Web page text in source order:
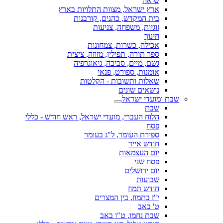
ארץ ישראל, מצוות התלויות בארץ
בית המקדש, כהנים, קורבנות
זוגיות, משפחה, צניעות
חינוך
אכילה, כשרות, צמחונות
ספר תורה, תפילין, מזוזה, ציצית
גשם, מיים, סביבה, גיאוגרפיה
אומנות, ספורט, פנאי
שאלות ותשובות - הקלטות
נושאים שונים
שבת ומועדי ישראל
שבת
הלוח העברי, מועדי ישראל, ראש חודש - כללי
פסח
ספירת העומר, ל"ג בעומר
חודש אייר
יום העצמאות
פסח שני
יום ירושלים
שבועות
חודש תמוז
י"ז בתמוז, בין המצרים
ט' באב
שבת נחמו, ט"ו באב